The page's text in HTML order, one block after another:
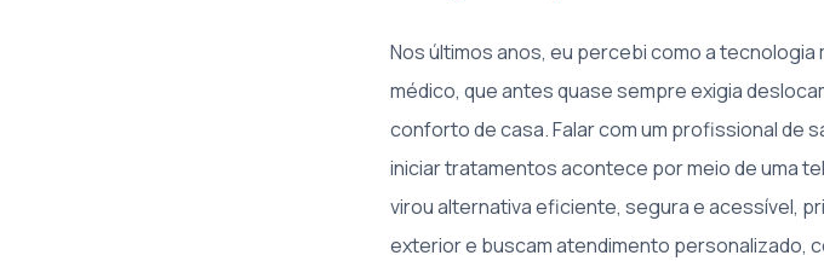
Nos últimos anos, eu percebi como a
médico, que antes quase sempre exigia
conforto de casa. Falar com um profissional de
iniciar tratamentos acontece por meio de uma
virou alternativa eficiente, segura e acessível,
exterior e buscam atendimento personalizado,